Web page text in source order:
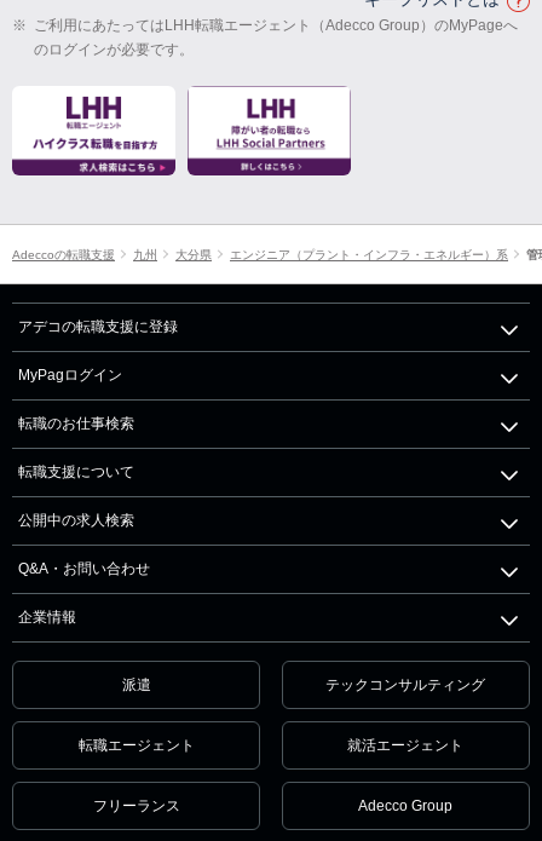
※ ご利用にあたってはLHH転職エージェント（Adecco Group）のMyPageへ
のログインが必要です。
Adeccoの転職支援 九州 大分県 エンジニア（プラント・インフラ・エネルギー）系 管
アデコの転職支援に登録
MyPagログイン
転職のお仕事検索
転職支援について
公開中の求人検索
Q&A・お問い合わせ
企業情報
派遣 テックコンサルティング
転職エージェント 就活エージェント
フリーランス Adecco Group